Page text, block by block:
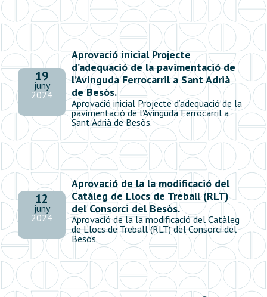
19
juny
2024
Aprovació inicial Projecte
d’adequació de la pavimentació de
l’Avinguda Ferrocarril a Sant Adrià
de Besòs.
Aprovació inicial Projecte d’adequació de la
pavimentació de l’Avinguda Ferrocarril a
Sant Adrià de Besòs.
12
juny
2024
Aprovació de la la modificació del
Catàleg de Llocs de Treball (RLT)
del Consorci del Besòs.
Aprovació de la la modificació del Catàleg
de Llocs de Treball (RLT) del Consorci del
Besòs.